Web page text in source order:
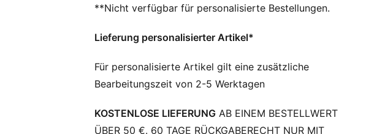
Materialien.
Passform: Eng
Ausschnitt: Rundhalsausschnitt
Kurze Ärmel
**Nicht verfügbar für personalisierte Bestellungen.
Lieferung personalisierter Artikel*
Für personalisierte Artikel gilt eine zusätzliche
Bearbeitungszeit von 2-5 Werktagen
KOSTENLOSE LIEFERUNG AB EINEM BESTELLWERT
ÜBER 50 €. 60 TAGE RÜCKGABERECHT NUR MIT